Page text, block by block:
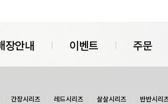
장안내 이벤트 주문
간장시리즈 레드시리즈 살살시리즈 반반시리